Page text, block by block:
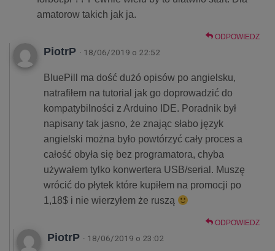
amatorow takich jak ja.
ODPOWIEDZ
PiotrP · 18/06/2019 o 22:52
BluePill ma dość dużó opisów po angielsku,
natrafiłem na tutorial jak go doprowadzić do
kompatybilności z Arduino IDE. Poradnik był
napisany tak jasno, że znając słabo język
angielski można było powtórzyć cały proces a
całość obyła się bez programatora, chyba
używałem tylko konwertera USB/serial. Muszę
wrócić do płytek które kupiłem na promocji po
1,18$ i nie wierzyłem że ruszą
ODPOWIEDZ
PiotrP · 18/06/2019 o 23:02